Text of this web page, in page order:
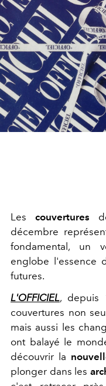
Lescouvertures
décembre
fondamental, un
englobe l'essence
futures.
L'OFFICIEL, depuis
couvertures non
mais aussi les
ont balayé le
découvrir la
plonger dans les